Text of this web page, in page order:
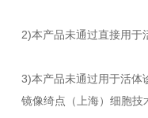
2)本产品未通过直接用于
3)本产品未通过用于活体
镜像绮点（上海）细胞